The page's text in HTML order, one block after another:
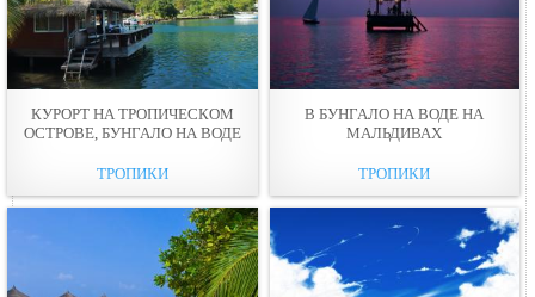
КУРОРТ НА ТРОПИЧЕСКОМ
ОСТРОВЕ, БУНГАЛО НА ВОДЕ
ТРОПИКИ
В БУНГАЛО НА ВОДЕ НА
МАЛЬДИВАХ
ТРОПИКИ